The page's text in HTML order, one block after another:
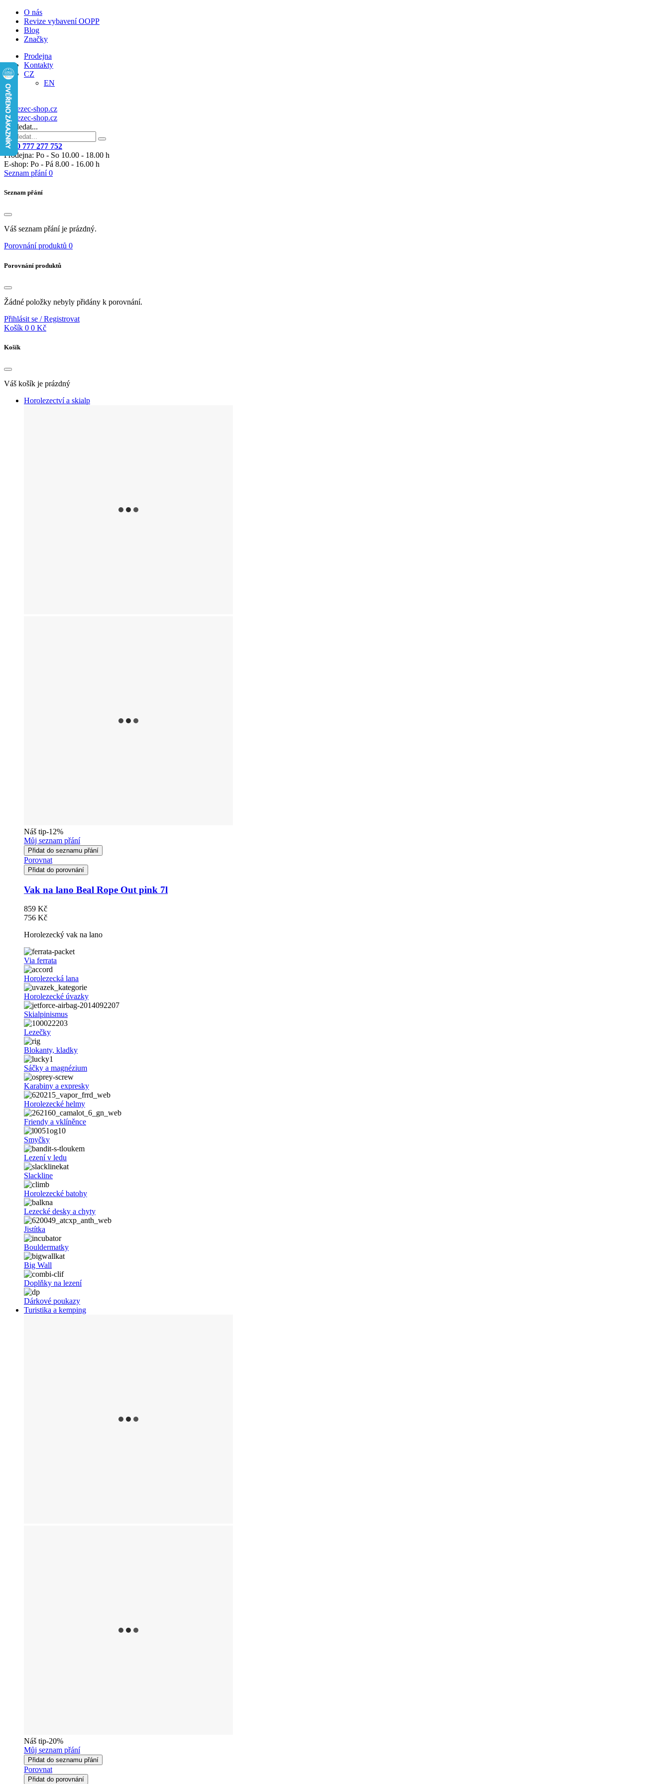
O nás
Revize vybavení OOPP
Blog
Značky
Prodejna
Kontakty
CZ
EN
Vyhledat...
+420 777 277 752
Prodejna: Po - So 10.00 - 18.00 h
E-shop: Po - Pá 8.00 - 16.00 h
Seznam přání 0
Seznam přání
Váš seznam přání je prázdný.
Porovnání produktů 0
Porovnání produktů
Žádné položky nebyly přidány k porovnání.
Přihlásit se / Registrovat
Košík 0 0 Kč
Košík
Váš košík je prázdný
Horolezectví a skialp
Náš tip-12%
Můj seznam přání
Přidat do seznamu přání
Porovnat
Přidat do porovnání
Vak na lano Beal Rope Out pink 7l
859 Kč
756 Kč
Horolezecký vak na lano
Via ferrata
Horolezecká lana
Horolezecké úvazky
Skialpinismus
Lezečky
Blokanty, kladky
Sáčky a magnézium
Karabiny a expresky
Horolezecké helmy
Friendy a vklíněnce
Smyčky
Lezení v ledu
Slackline
Horolezecké batohy
Lezecké desky a chyty
Jistítka
Bouldermatky
Big Wall
Doplňky na lezení
Dárkové poukazy
Turistika a kemping
Náš tip-20%
Můj seznam přání
Přidat do seznamu přání
Porovnat
Přidat do porovnání